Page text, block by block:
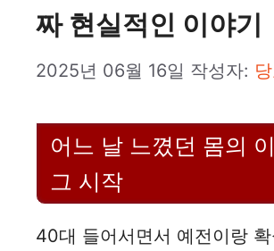
짜 현실적인 이야기
2025년 06월 16일 작성자:
어느 날 느꼈던 몸의
그 시작
40대 들어서면서 예전이랑